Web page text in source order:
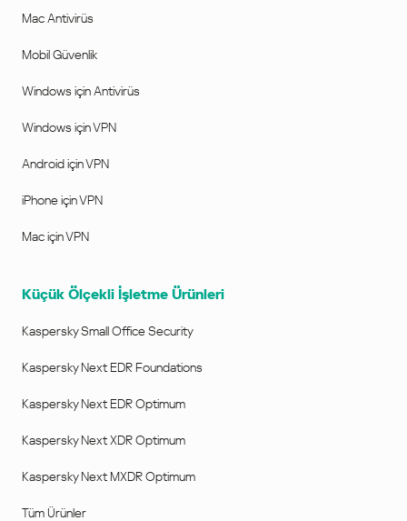
Mac Antivirüs
Mobil Güvenlik
Windows için Antivirüs
Windows için VPN
Android için VPN
iPhone için VPN
Mac için VPN
Küçük Ölçekli İşletme Ürünleri
Kaspersky Small Office Security
Kaspersky Next EDR Foundations
Kaspersky Next EDR Optimum
Kaspersky Next XDR Optimum
Kaspersky Next MXDR Optimum
Tüm Ürünler